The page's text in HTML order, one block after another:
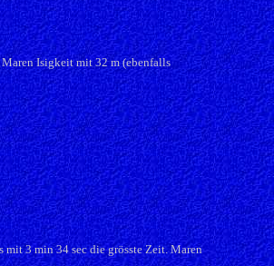
Isigkeit mit 32 m (ebenfalls
3 min 34 sec die grösste Zeit. Maren